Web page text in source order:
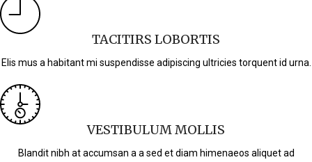
TACITIRS LOBORTIS
Elis mus a habitant mi suspendisse adipiscing ultricies torquent id urna.
VESTIBULUM MOLLIS
Blandit nibh at accumsan a a sed et diam himenaeos aliquet ad